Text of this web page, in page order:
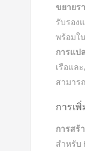
ขยายร
รับรอง
พร้อมใ
การแป
เรือแล
สามาร
การเ
การสร้
สำหรับ